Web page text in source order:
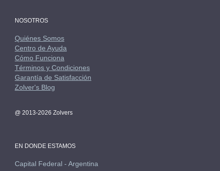
NOSOTROS
Quiénes Somos
Centro de Ayuda
Cómo Funciona
Términos y Condiciones
Garantía de Satisfacción
Zolver's Blog
@ 2013-2026 Zolvers
EN DONDE ESTAMOS
Capital Federal - Argentina